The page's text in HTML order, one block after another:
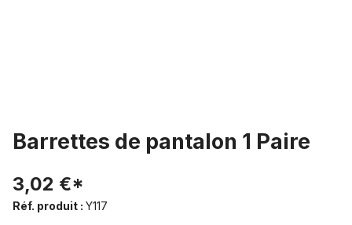
Barrettes de pantalon 1 Paire
3,02 €*
Réf. produit : Y117